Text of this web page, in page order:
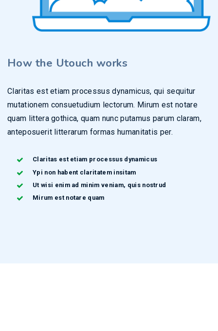
How the Utouch works
Claritas est etiam processus dynamicus, qui sequitur
mutationem consuetudium lectorum. Mirum est notare
quam littera gothica, quam nunc putamus parum claram,
anteposuerit litterarum formas humanitatis per.
Claritas est etiam processus dynamicus
Ypi non habent claritatem insitam
Ut wisi enim ad minim veniam, quis nostrud
Mirum est notare quam